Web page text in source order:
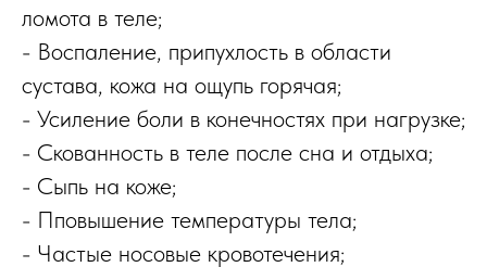
ломота в теле;
- Воспаление, припухлость в области
сустава, кожа на ощупь горячая;
- Усиление боли в конечностях при нагрузке;
- Скованность в теле после сна и отдыха;
- Сыпь на коже;
- Пповышение температуры тела;
- Частые носовые кровотечения;